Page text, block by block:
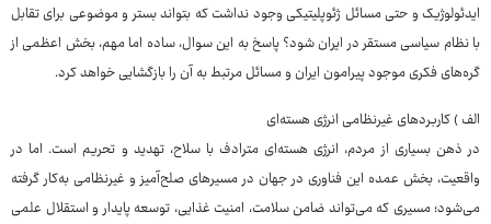
ایدئولوژیک و حتی مسائل ژئوپلیتیکی وجود نداشت که بتواند بستر و موضوعی برای تقابل
با نظام سیاسی مستقر در ایران شود؟ پاسخ به این سوال، ساده اما مهم، بخش اعظمی از
گره‌های فکری موجود پیرامون ایران و مسائل مرتبط به آن را بازگشایی خواهد کرد.
الف ) کاربردهای غیرنظامی انرژی هسته‌ای
در ذهن بسیاری از مردم، انرژی هسته‌ای مترادف با سلاح، تهدید و تحریم است. اما در
واقعیت، بخش عمده‌ این فناوری در جهان در مسیرهای صلح‌آمیز و غیرنظامی به‌کار گرفته
می‌شود؛ مسیری که می‌تواند ضامن سلامت، امنیت غذایی، توسعه پایدار و استقلال علمی